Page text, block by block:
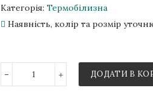
Категорія: Термобілизна
Наявність, колір та розмір
- + ДОДАТИ В